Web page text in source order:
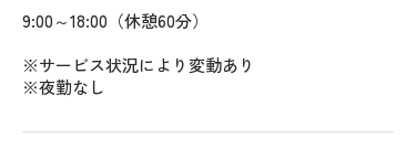
9:00～18:00（休憩60分）
※サービス状況により変動あり
※夜勤なし